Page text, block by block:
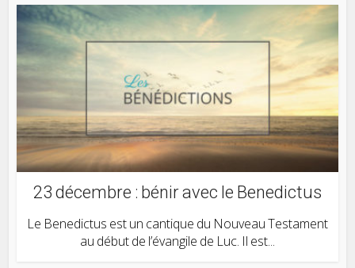
23 décembre : bénir avec le Benedictus
Le Benedictus est un cantique du Nouveau Testament
au début de l’évangile de Luc. Il est...